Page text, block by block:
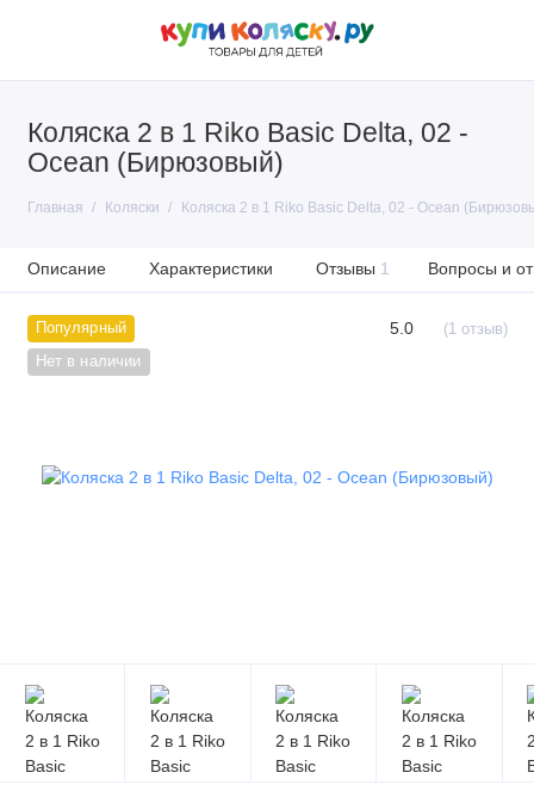
Коляска 2 в 1 Riko Basic Delta, 02 -
Ocean (Бирюзовый)
Главная Коляски Коляска 2 в 1 Riko Basic Delta, 02 - Ocean
Описание Характеристики Отзывы 1 Вопросы и
Популярный
Нет в наличии
5.0 (1 отзыв)